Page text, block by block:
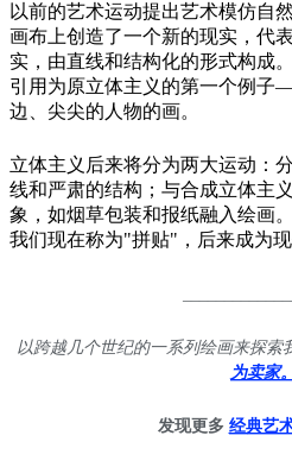
以前的艺术运动提出艺术模仿自
画布上创造了一个新的现实，代
实，由直线和结构化的形式构成
引用为原立体主义的第一个例
边、尖尖的人物的画。
立体主义后来将分为两大运动：
线和严肃的结构；与合成立体主
象，如烟草包装和报纸融入绘画
我们现在称为"拼贴"，后来成为
以跨越几个世纪的一系列绘画来探索
为卖家。
发现更多 经典艺